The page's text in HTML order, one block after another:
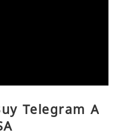
Telegram A